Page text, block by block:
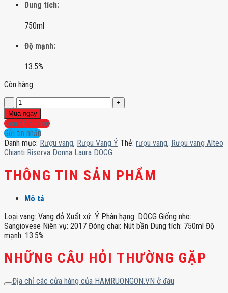
Dung tích:
750ml
Độ mạnh:
13.5%
Còn hàng
Rượu
vang
Alteo
Chianti
Riserva
Donna
Laura
DOCG
số
Mua ngay
Liên hệ hotline
Gửi tin nhắn
Danh mục: Rượu vang, Rượu Vang Ý Thẻ: rượu vang, Rượu vang Alteo
Chianti Riserva Donna Laura DOCG
THÔNG TIN SẢN PHẨM
Mô tả
Loại vang: Vang đỏ Xuất xứ: Ý Phân hạng: DOCG Giống nho:
Sangiovese Niên vụ: 2017 Đóng chai: Nút bần Dung tích: 750ml Độ
mạnh: 13.5%
NHỮNG CÂU HỎI THƯỜNG GẶP
Địa chỉ các cửa hàng của HAMRUONGON.VN ở đâu